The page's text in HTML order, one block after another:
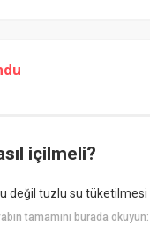
içilmeli?
değil tuzlu su
tamamını burada